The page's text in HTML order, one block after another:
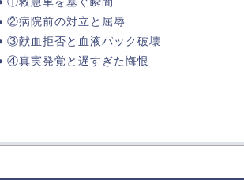
②病院前の対立と屈辱
③献血拒否と血液パック破壊
④真実発覚と遅すぎた悔恨